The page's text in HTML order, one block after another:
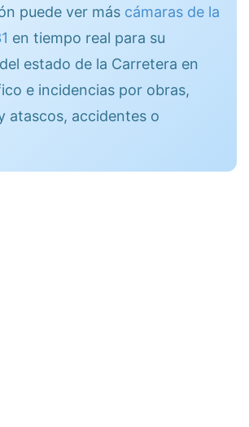
puede ver más cámaras de la
en tiempo real para su
estado de la Carretera en
e incidencias por obras,
atascos, accidentes o